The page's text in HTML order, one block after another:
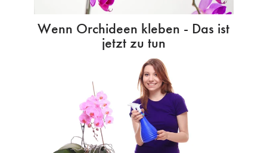
Wenn Orchideen kleben - Das ist
jetzt zu tun